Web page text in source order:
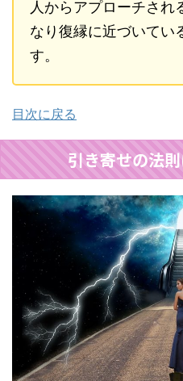
人からアプローチされ
なり復縁に近づいてい
す。
目次に戻る
引き寄せの法